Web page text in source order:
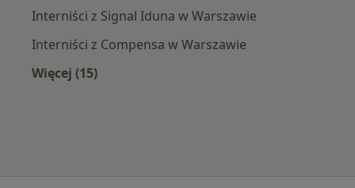
Interniści z Signal Iduna w Warszawie
Interniści z Compensa w Warszawie
Więcej (15)